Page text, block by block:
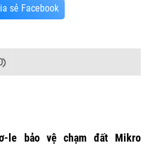
sẻ Facebook
le bảo vệ chạm đất Mikro